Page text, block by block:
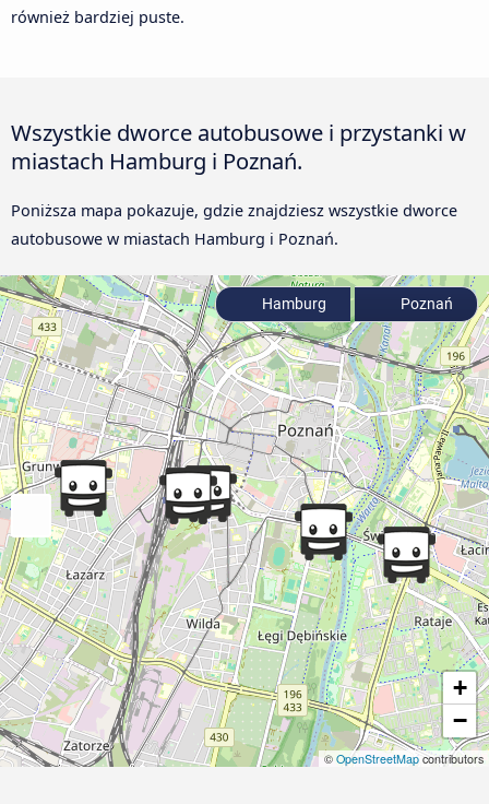
również bardziej puste.
Wszystkie dworce autobusowe i przystanki w
miastach Hamburg i Poznań.
Poniższa mapa pokazuje, gdzie znajdziesz wszystkie dworce
autobusowe w miastach Hamburg i Poznań.
+
−
© OpenStreetMapcontributors
Hamburg Poznań